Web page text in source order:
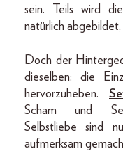
sein. Teils wird
natürlich
Doch der
dieselben: die
hervorzuheben.
Scham und
Selbstliebe sind
aufmerksam